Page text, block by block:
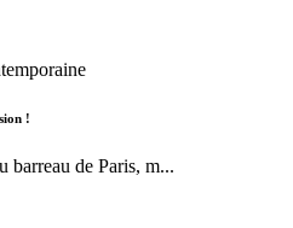
!
barreau de Paris, m...